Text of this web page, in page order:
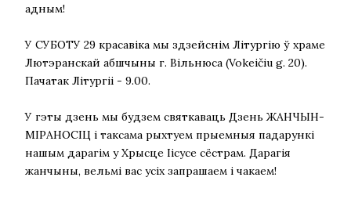
адным!
У СУБОТУ 29 красавіка мы здзейснім Літургію ў храме
Лютэранскай абшчыны г. Вільнюса (Vokeičiu g. 20).
Пачатак Літургіі - 9.00.
У гэты дзень мы будзем святкаваць Дзень ЖАНЧЫН-
МІРАНОСІЦ і таксама рыхтуем прыемныя падарункі
нашым дарагім у Хрысце Іісусе сёстрам. Дарагія
жанчыны, вельмі вас усіх запрашаем і чакаем!